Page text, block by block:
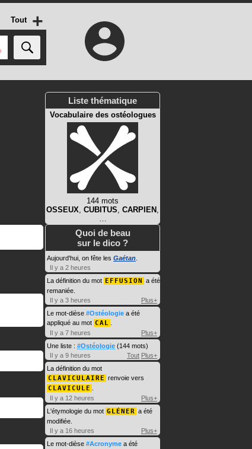
Tout +
Liste thématique
Vocabulaire des ostéologues
144 mots
OSSEUX, CUBITUS, CARPIEN ,
…
Quoi de beau
sur le dico ?
Aujourd'hui, on fête les Gaétan
Il y a 2 heures
La définition du mot EFFUSION a été
remaniée.
Il y a 3 heures
Plus+
Le mot-dièse #Ostéologie a été
appliqué au mot CAL
Il y a 7 heures
Plus+
Une liste : #Ostéologie (144 mots)
Il y a 9 heures
Tout Plus+
La définition du mot
CLAVICULAIRE renvoie vers
CLAVICULE
Il y a 12 heures
Plus+
L'étymologie du mot GLÉNER a été
modifiée.
Il y a 16 heures
Plus+
Le mot-dièse #Acronyme a été